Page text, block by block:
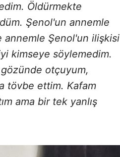
Öldürmekte
Şenol'un annemle
annemle Şenol'un ilişkisi
kimseye söylemedim.
otçuyum,
tövbe ettim. Kafam
ama bir tek yanlış